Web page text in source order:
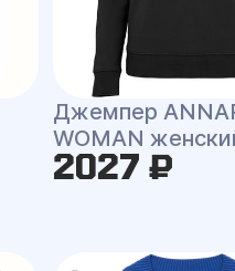
Джемпер
WOMAN
2027 ₽